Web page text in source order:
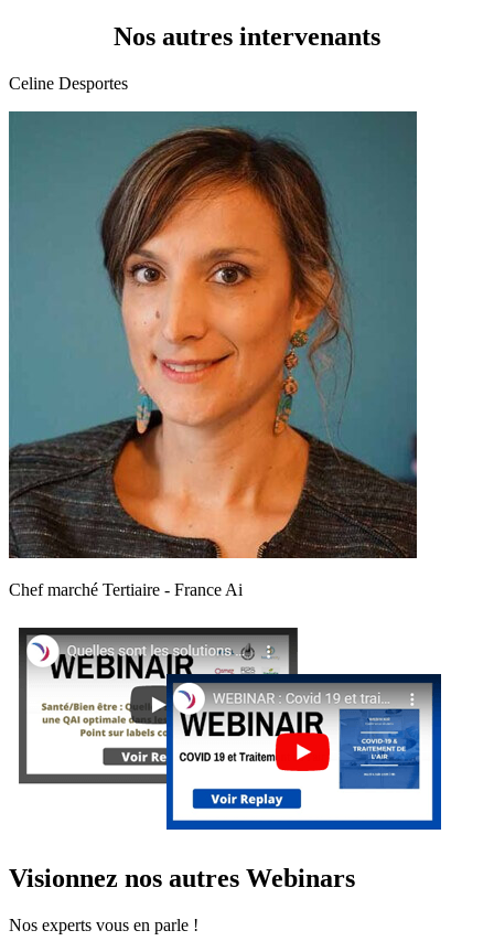
Nos autres intervenants
Celine Desportes
Chef marché Tertiaire - France Ai
Visionnez nos autres Webinars
Nos experts vous en parle !